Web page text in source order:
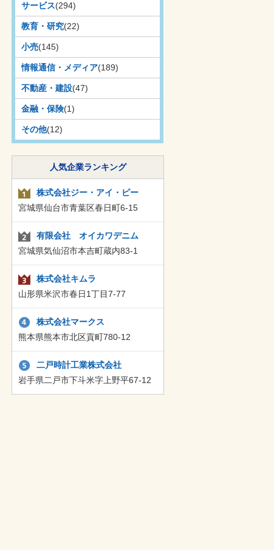
サービス(294)
教育・研究(22)
小売(145)
情報通信・メディア(189)
不動産・建設(47)
金融・保険(1)
その他(12)
人気企業ランキング
株式会社ジー・アイ・ピー
宮城県仙台市青葉区春日町6-15
有限会社 オイカワデニム
宮城県気仙沼市本吉町蔵内83-1
株式会社キムラ
山形県米沢市春日1丁目7-77
株式会社マークス
熊本県熊本市北区貢町780-12
二戸時計工業株式会社
岩手県二戸市下斗米字上野平67-12